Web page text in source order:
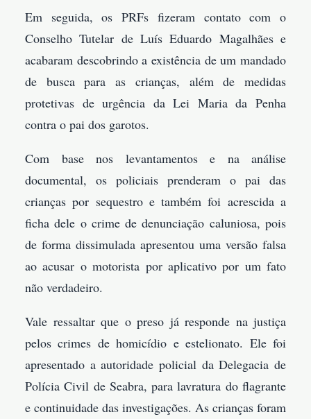
Em seguida, os PRFs fizeram contato com o
Conselho Tutelar de Luís Eduardo Magalhães e
acabaram descobrindo a existência de um mandado
de busca para as crianças, além de medidas
protetivas de urgência da Lei Maria da Penha
contra o pai dos garotos.
Com base nos levantamentos e na análise
documental, os policiais prenderam o pai das
crianças por sequestro e também foi acrescida a
ficha dele o crime de denunciação caluniosa, pois
de forma dissimulada apresentou uma versão falsa
ao acusar o motorista por aplicativo por um fato
não verdadeiro.
Vale ressaltar que o preso já responde na justiça
pelos crimes de homicídio e estelionato. Ele foi
apresentado a autoridade policial da Delegacia de
Polícia Civil de Seabra, para lavratura do flagrante
e continuidade das investigações. As crianças foram